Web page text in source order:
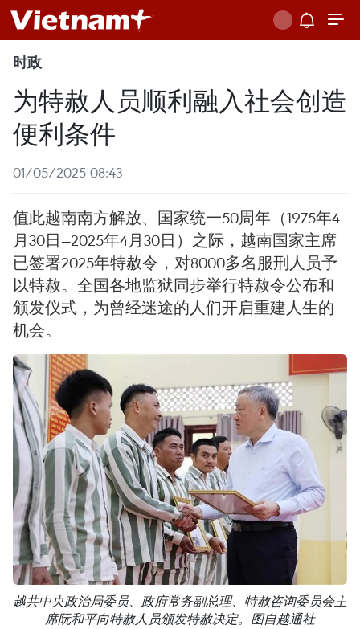
时政
为特赦人员顺利融入社会创造
便利条件
01/05/2025 08:43
值此越南南方解放、国家统一50周年（1975年4
月30日—2025年4月30日）之际，越南国家主席
已签署2025年特赦令，对8000多名服刑人员予
以特赦。全国各地监狱同步举行特赦令公布和
颁发仪式，为曾经迷途的人们开启重建人生的
机会。
越共中央政治局委员、政府常务副总理、特赦咨询委员会主
席阮和平向特赦人员颁发特赦决定。图自越通社